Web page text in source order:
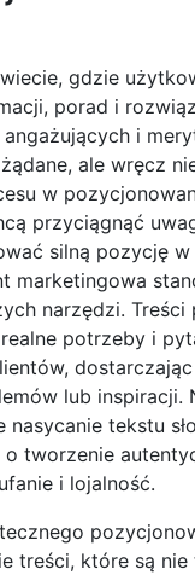
gdzie
porad i
i
ale wręcz
w
przyciągnąć
silną pozycję w
marketingowa
narzędzi. Treści
potrzeby i
lub inspiracji.
tekstu
o tworzenie
i lojalność.
treści, które są